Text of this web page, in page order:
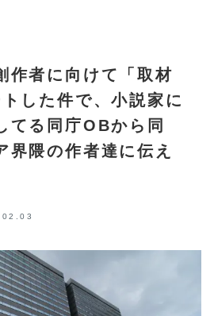
作者に向けて「取材
した件で、小説家に
てる同庁OBから同
界隈の作者達に伝え